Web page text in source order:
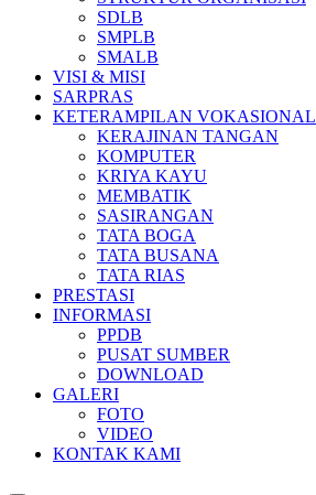
SDLB
SMPLB
SMALB
VISI & MISI
SARPRAS
KETERAMPILAN VOKASIONAL
KERAJINAN TANGAN
KOMPUTER
KRIYA KAYU
MEMBATIK
SASIRANGAN
TATA BOGA
TATA BUSANA
TATA RIAS
PRESTASI
INFORMASI
PPDB
PUSAT SUMBER
DOWNLOAD
GALERI
FOTO
VIDEO
KONTAK KAMI